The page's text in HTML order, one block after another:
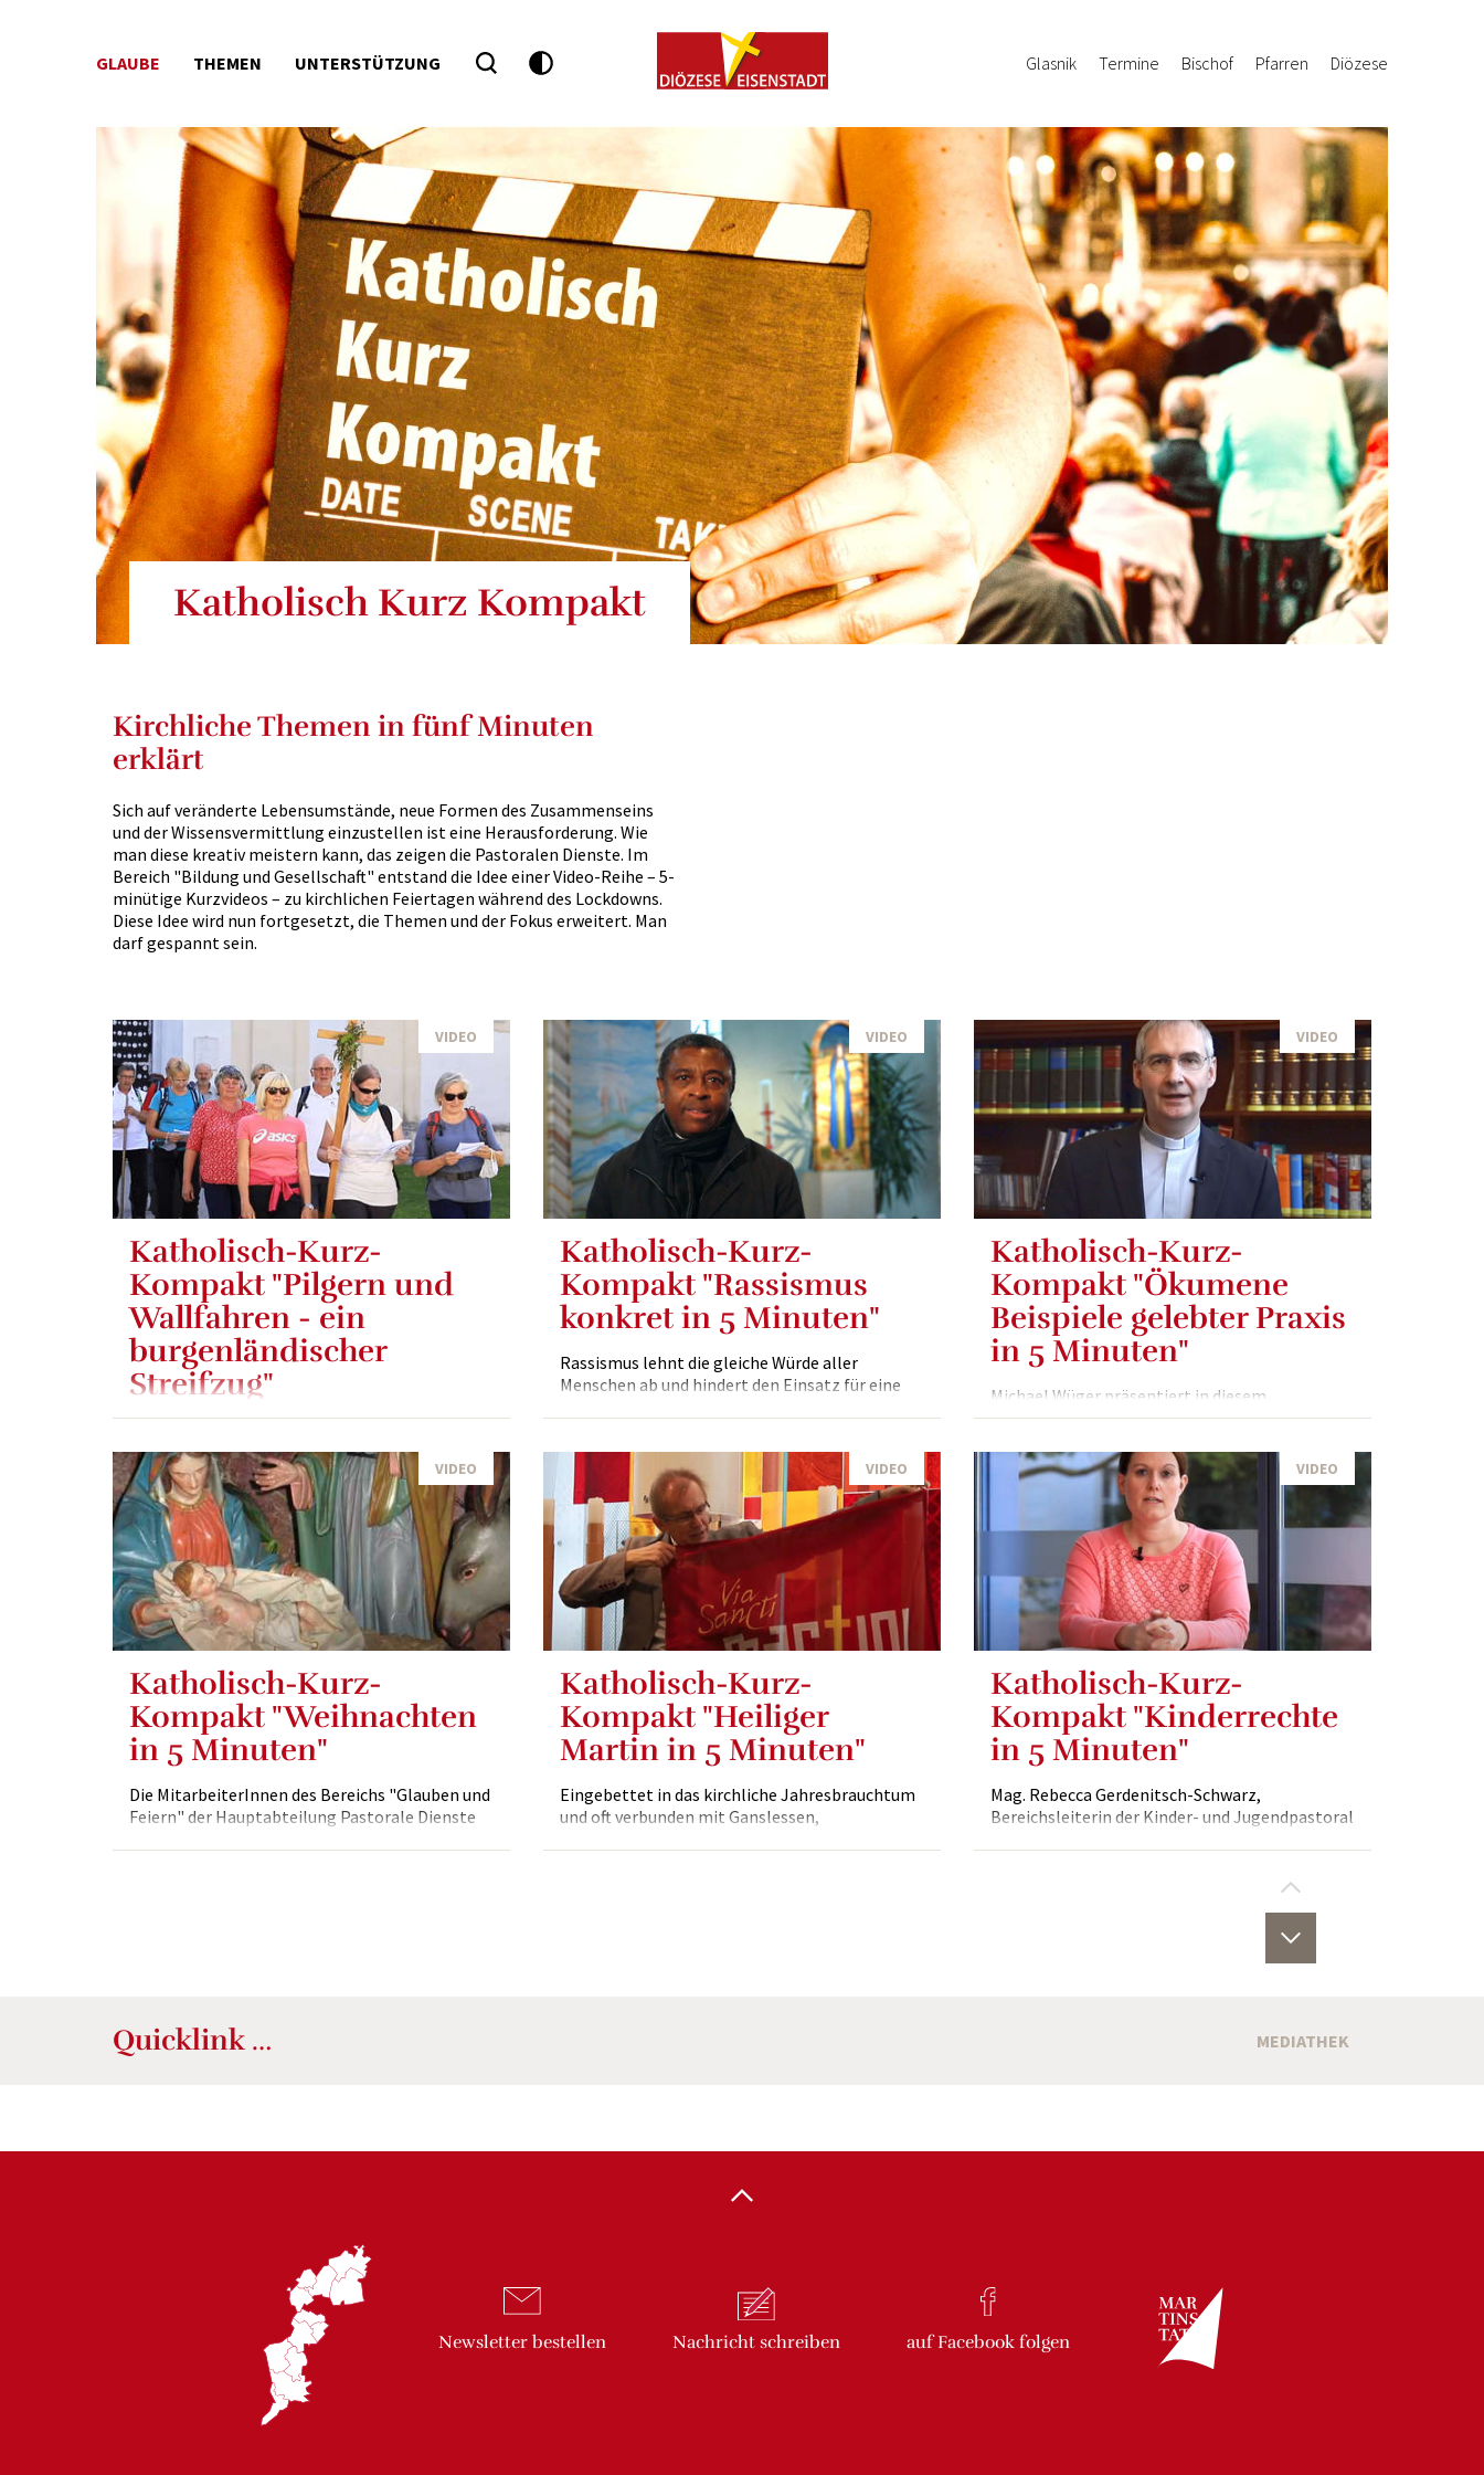
Seitenbereiche:
GLAUBE THEMEN UNTERSTÜTZUNG Glasnik Termine Bischof Pfarren Diözese
Katholisch Kurz Kompakt
Kirchliche Themen in fünf Minuten
erklärt
Sich auf veränderte Lebensumstände, neue Formen des Zusammenseins
und der Wissensvermittlung einzustellen ist eine Herausforderung. Wie
man diese kreativ meistern kann, das zeigen die Pastoralen Dienste. Im
Bereich "Bildung und Gesellschaft" entstand die Idee einer Video-Reihe – 5-
minütige Kurzvideos – zu kirchlichen Feiertagen während des Lockdowns.
Diese Idee wird nun fortgesetzt, die Themen und der Fokus erweitert. Man
darf gespannt sein.
VIDEO
Katholisch-Kurz-
Kompakt "Pilgern und
Wallfahren - ein
burgenländischer
Streifzug"
Pilgerwege. Das Leben ist ein Aufbruch, ein
Ankommen, oft auch ein Abschied nehmen. In
wenigen Minuten unternehmen wir mit
Bischofsvikar P. Mag. Karl Schauer...
VIDEO
Katholisch-Kurz-
Kompakt "Rassismus
konkret in 5 Minuten"
Rassismus lehnt die gleiche Würde aller
Menschen ab und hindert den Einsatz für eine
"Burgenland ohne...
VIDEO
Katholisch-Kurz-
Kompakt "Ökumene
Beispiele gelebter Praxis
in 5 Minuten"
Michael Wüger präsentiert in diesem
kurzweiligen Videoclip Beispiele gelingender
VIDEO
Katholisch-Kurz-
Kompakt "Weihnachten
in 5 Minuten"
Die MitarbeiterInnen des Bereichs "Glauben und
Feiern" der Hauptabteilung Pastorale Dienste
VIDEO
Katholisch-Kurz-
Kompakt "Heiliger
Martin in 5 Minuten"
Eingebettet in das kirchliche Jahresbrauchtum
und oft verbunden mit Ganslessen,
VIDEO
Katholisch-Kurz-
Kompakt "Kinderrechte
in 5 Minuten"
Mag. Rebecca Gerdenitsch-Schwarz,
Bereichsleiterin der Kinder- und Jugendpastoral
Quicklink … MEDIATHEK
Newsletter bestellen Nachricht schreiben auf Facebook folgen